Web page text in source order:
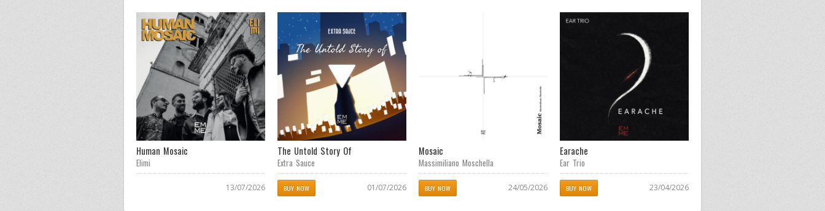
Human Mosaic
Elimi
13/07/2026
The Untold Story Of
Extra Sauce
BUY NOW 01/07/2026
Mosaic
Massimiliano Moschella
BUY NOW 24/05/2026
Earache
Ear Trio
BUY NOW 23/04/2026